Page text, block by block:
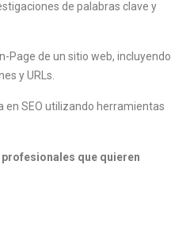
de palabras clave y
Page de un sitio web, incluyendo
y URLs.
en SEO utilizando herramientas
que quieren